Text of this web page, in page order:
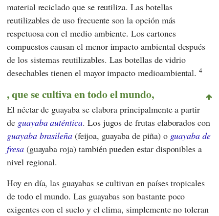
material reciclado que se reutiliza. Las botellas
reutilizables de uso frecuente son la opción más
respetuosa con el medio ambiente. Los cartones
compuestos causan el menor impacto ambiental después
de los sistemas reutilizables. Las botellas de vidrio
desechables tienen el mayor impacto medioambiental.4
, que se cultiva en todo el mundo,
El néctar de guayaba se elabora principalmente a partir
de guayaba auténtica. Los jugos de frutas elaborados con
guayaba brasileña (feijoa, guayaba de piña) o guayaba de
fresa(guayaba roja) también pueden estar disponibles a
nivel regional.
Hoy en día, las guayabas se cultivan en países tropicales
de todo el mundo. Las guayabas son bastante poco
exigentes con el suelo y el clima, simplemente no toleran